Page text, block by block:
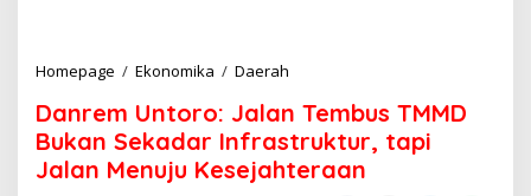
Homepage / Ekonomika / Daerah
n
r
e
m
Danrem Untoro: Jalan Tembus TMMD
Bukan Sekadar Infrastruktur, tapi
Jalan Menuju Kesejahteraan